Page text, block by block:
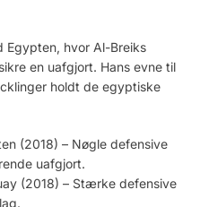
hvor Al-Breiks
en uafgjort. Hans evne til
holdt de egyptiske
(2018) – Nøgle defensive
uafgjort.
(2018) – Stærke defensive